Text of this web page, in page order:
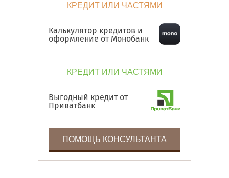
КРЕДИТ ИЛИ ЧАСТЯМИ
Калькулятор кредитов и
оформление от Монобанк
КРЕДИТ ИЛИ ЧАСТЯМИ
Выгодный кредит от
Приватбанк
ПОМОЩЬ КОНСУЛЬТАНТА